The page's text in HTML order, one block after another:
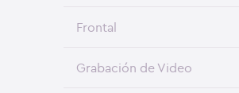
Frontal
Grabación de Video